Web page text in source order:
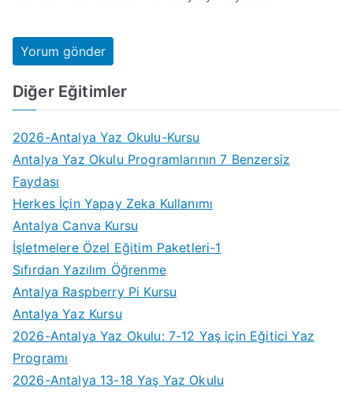
Diğer Eğitimler
2026-Antalya Yaz Okulu-Kursu
Antalya Yaz Okulu Programlarının 7 Benzersiz
Faydası
Herkes İçin Yapay Zeka Kullanımı
Antalya Canva Kursu
İşletmelere Özel Eğitim Paketleri-1
Sıfırdan Yazılım Öğrenme
Antalya Raspberry Pi Kursu
Antalya Yaz Kursu
2026-Antalya Yaz Okulu: 7-12 Yaş için Eğitici Yaz
Programı
2026-Antalya 13-18 Yaş Yaz Okulu